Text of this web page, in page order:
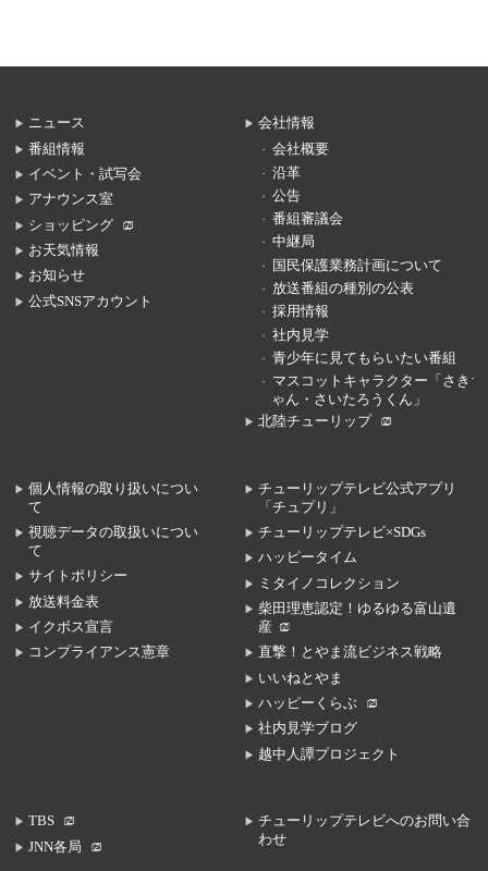
ニュース
番組情報
イベント・試写会
アナウンス室
ショッピング
お天気情報
お知らせ
公式SNSアカウント
会社情報
会社概要
沿革
公告
番組審議会
中継局
国民保護業務計画について
放送番組の種別の公表
採用情報
社内見学
青少年に見てもらいたい番組
マスコットキャラクター「さきち
ゃん・さいたろうくん」
北陸チューリップ
個人情報の取り扱いについ
て
視聴データの取扱いについ
て
サイトポリシー
放送料金表
イクボス宣言
コンプライアンス憲章
チューリップテレビ公式アプリ
「チュプリ」
チューリップテレビ×SDGs
ハッピータイム
ミタイノコレクション
柴田理恵認定！ゆるゆる富山遺
産
直撃！とやま流ビジネス戦略
いいねとやま
ハッピーくらぶ
社内見学ブログ
越中人譚プロジェクト
TBS
JNN各局
チューリップテレビへのお問い合
わせ